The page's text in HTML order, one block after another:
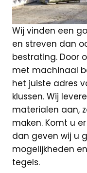
Wij vinden een
en streven dan
bestrating. Door
met machinaal
het juiste adres
klussen. Wij
materialen aan,
maken. Komt u
dan geven wij u
mogelijkheden
tegels.